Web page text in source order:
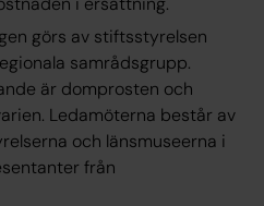
görs av stiftsstyrelsen
samrådsgrupp.
är domprosten och
Ledamöterna består av
och länsmuseerna i
från